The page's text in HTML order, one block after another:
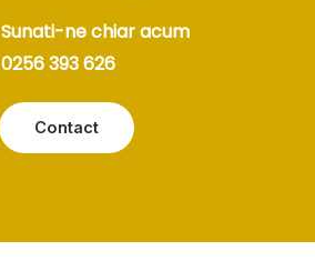
Sunati-ne chiar acum
0256 393 626
Contact